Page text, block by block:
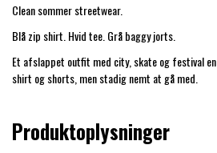
Clean sommer streetwear.
Blå zip shirt. Hvid tee. Grå baggy jorts.
Et afslappet outfit med city, skate og festival
shirt og shorts, men stadig nemt at gå med.
Produktoplysninger